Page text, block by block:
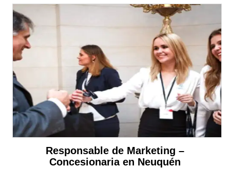
Responsable de Marketing –
Concesionaria en Neuquén